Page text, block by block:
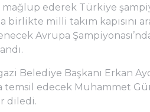
ederek Türkiye
birlikte milli takım kapısını
Avrupa
Belediye Başkanı Erkan
temsil edecek Muhammet
diledi.